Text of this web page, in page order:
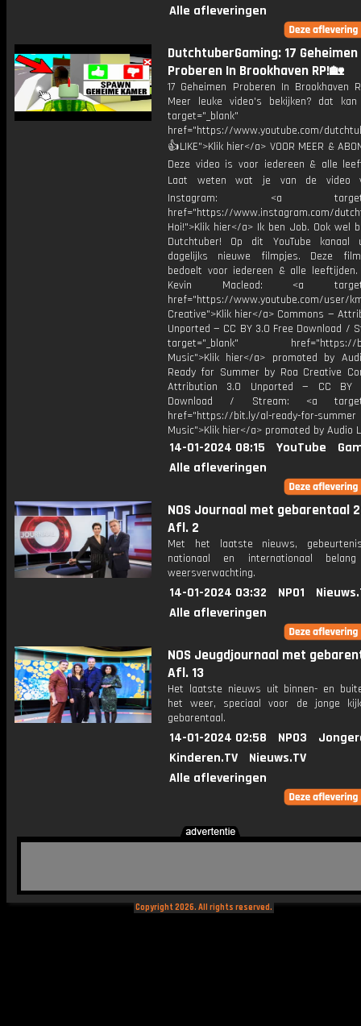
Alle afleveringen
DutchtuberGaming: 17 Geheimen
Proberen In Brookhaven RP!🏡
17 Geheimen Proberen In
Meer leuke video's bekijken? dat
target="_blank"
href="https://www.youtube.com/
👍LIKE">Klik hier</a> VOOR MEER &
Deze video is voor iedereen & alle
Laat weten wat je van de video
Instagram: <a
href="https://www.instagram.com/
Hoi!">Klik hier</a> Ik ben Job. Ook wel
Dutchtuber! Op dit YouTube kanaal
dagelijks nieuwe filmpjes. Deze
bedoelt voor iedereen & alle
Kevin Macleod: <a
href="https://www.youtube.com/user/
Creative">Klik hier</a> Commons —
Unported — CC BY 3.0 Free Download /
target="_blank" href="https://
Music">Klik hier</a> promoted by
Ready for Summer by Roa Creative
Attribution 3.0 Unported — CC BY
Download / Stream: <a
href="https://bit.ly/al-ready-for-summer
Music">Klik hier</a> promoted by Audio
14-01-2024 08:15 YouTube
Alle afleveringen
NOS Journaal met gebarentaal
Afl. 2
Met het laatste nieuws,
nationaal en internationaal
weersverwachting.
14-01-2024 03:32 NPO1
Alle afleveringen
NOS Jeugdjournaal met
Afl. 13
Het laatste nieuws uit binnen- en
het weer, speciaal voor de jonge
gebarentaal.
14-01-2024 02:58 NPO3
Kinderen.TV
Nieuws.TV
Alle afleveringen
Copyright 2026. All rights reserved.